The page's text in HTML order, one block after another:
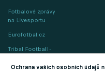
Fotbalové zprávy
na Livesportu
Eurofotbal.cz
Tribal Football -
(EN)
Ochrana vašich osobních údajů